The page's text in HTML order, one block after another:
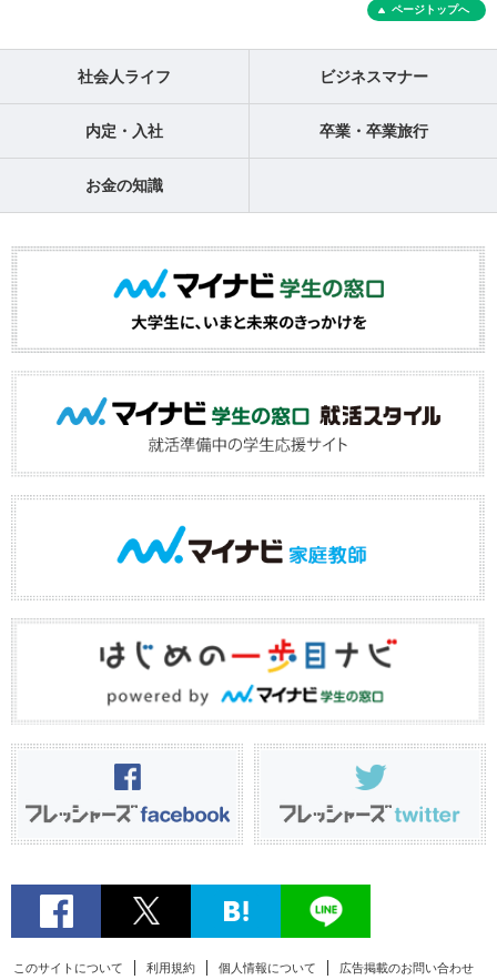
ページトップへ
社会人ライフ ビジネスマナー
内定・入社 卒業・卒業旅行
お金の知識
このサイトについて 利用規約 個人情報について 広告掲載のお問い合わせ